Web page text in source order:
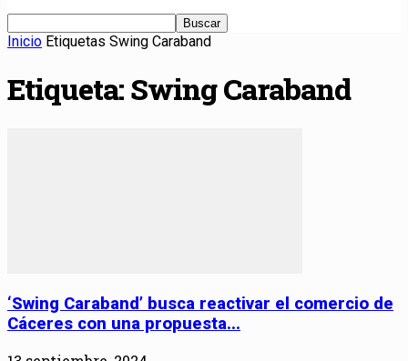
Inicio Etiquetas Swing Caraband
Etiqueta: Swing Caraband
‘Swing Caraband’ busca reactivar el comercio de
Cáceres con una propuesta...